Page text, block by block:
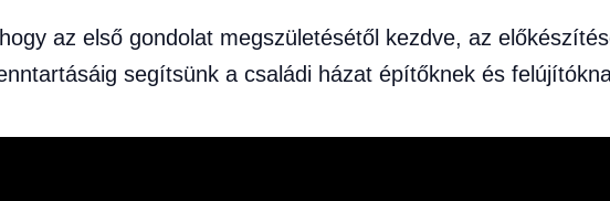
az első gondolat megszületésétől kezdve, az
segítsünk a családi házat építőknek és